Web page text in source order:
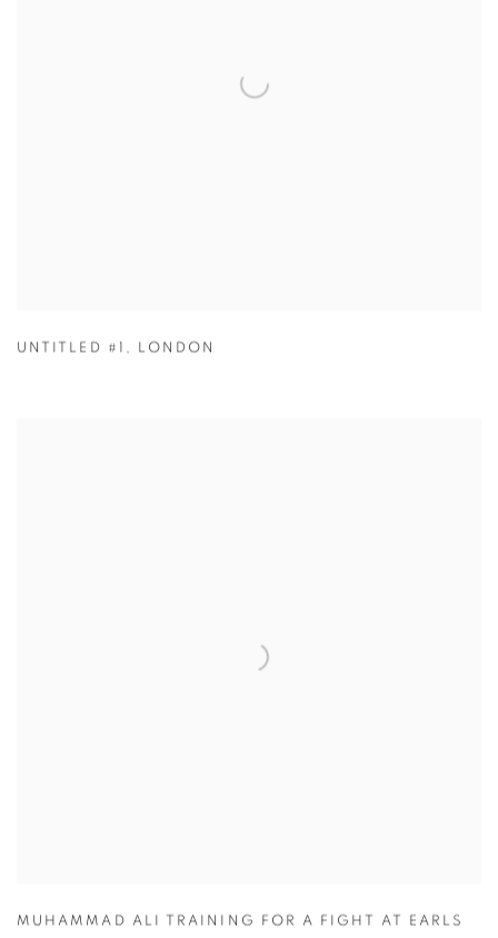
UNTITLED #1 , LONDON
MUHAMMAD ALI TRAINING FOR A FIGHT AT EARLS